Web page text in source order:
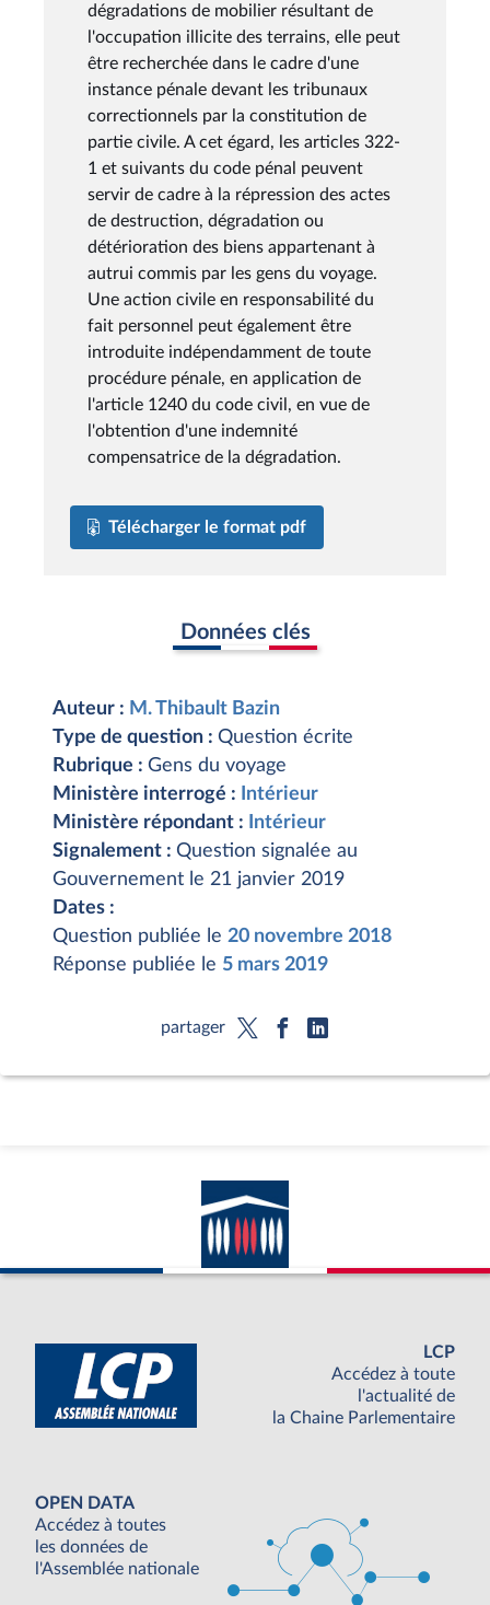
dégradations de mobilier résultant de
l'occupation illicite des terrains, elle peut
être recherchée dans le cadre d'une
instance pénale devant les tribunaux
correctionnels par la constitution de
partie civile. A cet égard, les articles 322-
1 et suivants du code pénal peuvent
servir de cadre à la répression des actes
de destruction, dégradation ou
détérioration des biens appartenant à
autrui commis par les gens du voyage.
Une action civile en responsabilité du
fait personnel peut également être
introduite indépendamment de toute
procédure pénale, en application de
l'article 1240 du code civil, en vue de
l'obtention d'une indemnité
compensatrice de la dégradation.
Télécharger le format pdf
Données clés
Auteur : M. Thibault Bazin
Type de question : Question écrite
Rubrique : Gens du voyage
Ministère interrogé :
Intérieur
Ministère répondant :
Intérieur
Signalement : Question signalée au
Gouvernement le 21 janvier 2019
Dates :
Question publiée le 20 novembre 2018
Réponse publiée le 5 mars 2019
partager
LCP
Accédez à toute
l'actualité de
la Chaine Parlementaire
OPEN DATA
Accédez à toutes
les données de
l'Assemblée nationale